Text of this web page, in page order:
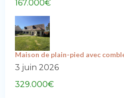
167.000€
Maison de plain-pied avec
3 juin 2026
329.000€